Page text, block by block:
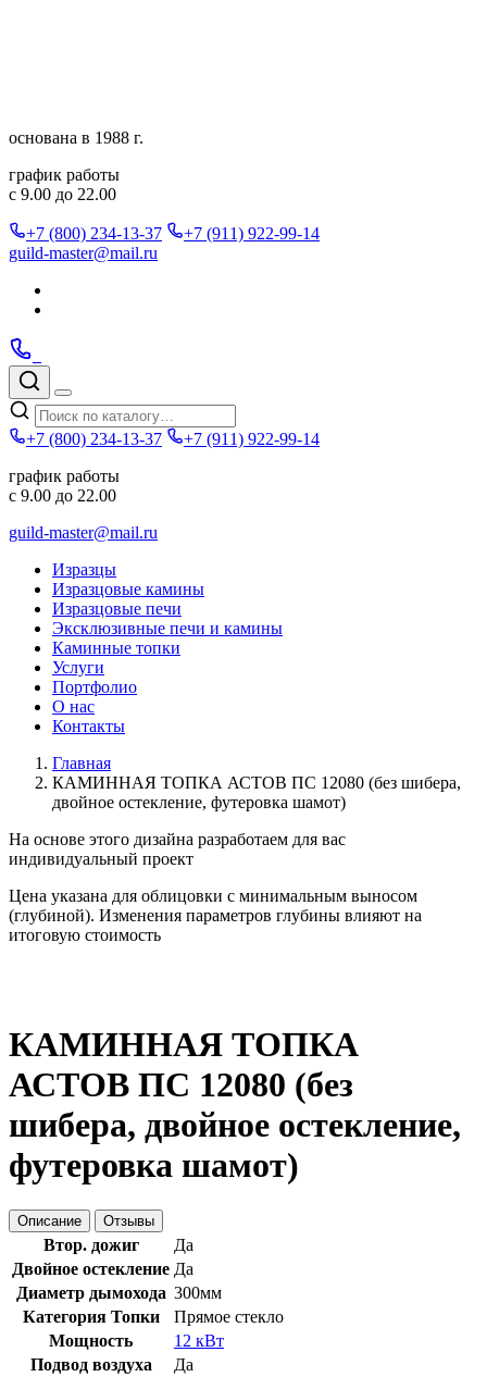
основана в 1988 г.
график работы
с 9.00 до 22.00
+7 (800) 234-13-37
+7 (911) 922-99-14
guild-master@mail.ru
Позвонить
Поиск
по
каталогу
Меню
+7 (800) 234-13-37
+7 (911) 922-99-14
график работы
с 9.00 до 22.00
guild-master@mail.ru
Изразцы
Изразцовые камины
Изразцовые печи
Эксклюзивные печи и камины
Каминные топки
Услуги
Портфолио
О нас
Контакты
Главная
КАМИННАЯ ТОПКА АСТОВ ПС 12080 (без шибера,
двойное остекление, футеровка шамот)
На основе этого дизайна разработаем для вас
индивидуальный проект
Цена указана для облицовки с минимальным выносом
(глубиной). Изменения параметров глубины влияют на
итоговую стоимость
КАМИННАЯ ТОПКА
АСТОВ ПС 12080 (без
шибера, двойное остекление,
футеровка шамот)
Описание Отзывы
Втор. дожиг
Да
Двойное остекление Да
Диаметр дымохода 300мм
Категория Топки
Прямое стекло
Мощность
12 кВт
Подвод воздуха
Да